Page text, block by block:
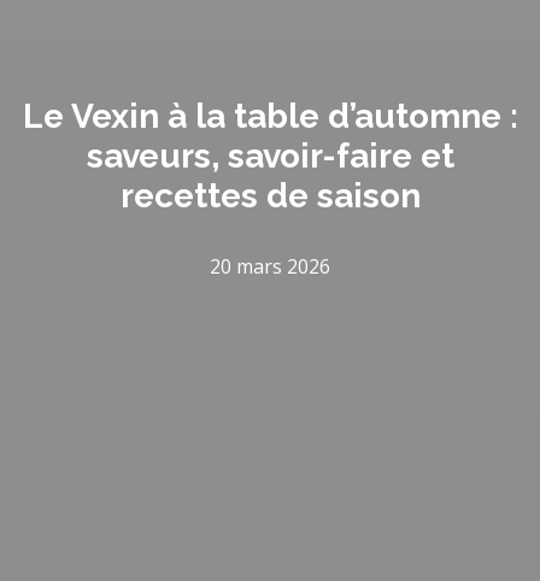
Le Vexin à la table d’automne :
saveurs, savoir-faire et
recettes de saison
20 mars 2026